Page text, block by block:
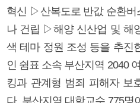
혁신 ▷산복도로 반값 순환
나 건립 ▷해양 신산업 및 해
색 테마 정원 조성 등을 추진
인 쉼표 소속 부산지역 2040
킹과 관계형 범죄 피해자 보
다. 부산지역 대학교수 775명